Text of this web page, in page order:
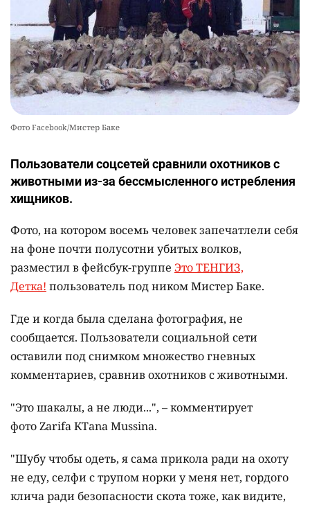
Фото Facebook/Мистер Баке
Пользователи соцсетей сравнили охотников с
животными из-за бессмысленного истребления
хищников.
Фото, на котором восемь человек запечатлели себя
на фоне почти полусотни убитых волков,
разместил в фейсбук-группе Это ТЕНГИЗ,
Детка! пользователь под ником Мистер Баке.
Где и когда была сделана фотография, не
сообщается. Пользователи социальной сети
оставили под снимком множество гневных
комментариев, сравнив охотников с животными.
"Это шакалы, а не люди...", – комментирует
фото Zarifa KTana Mussina.
"Шубу чтобы одеть, я сама прикола ради на охоту
не еду, селфи с трупом норки у меня нет, гордого
клича ради безопасности скота тоже, как видите,